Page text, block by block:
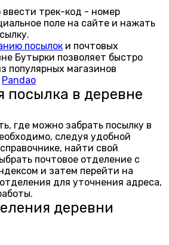
ввести трек-код - номер
поле на сайте и нажать
посылок и почтовых
Бутырки позволяет быстро
популярных магазинов
Pandao
посылка в деревне
где можно забрать посылку в
следуя удобной
найти свой
почтовое отделение с
и затем перейти на
для уточнения адреса,
деревни